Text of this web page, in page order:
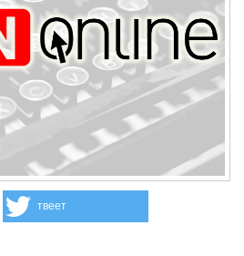
твеет